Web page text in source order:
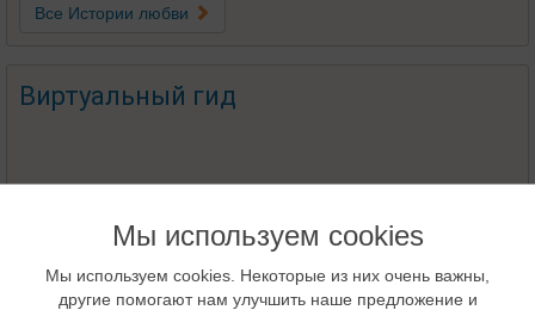
Все Истории любви
Виртуальный гид
Мы используем cookies
Мы используем cookies. Некоторые из них очень важны,
другие помогают нам улучшить наше предложение и